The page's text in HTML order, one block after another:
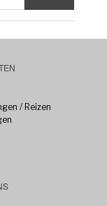
/ Reizen